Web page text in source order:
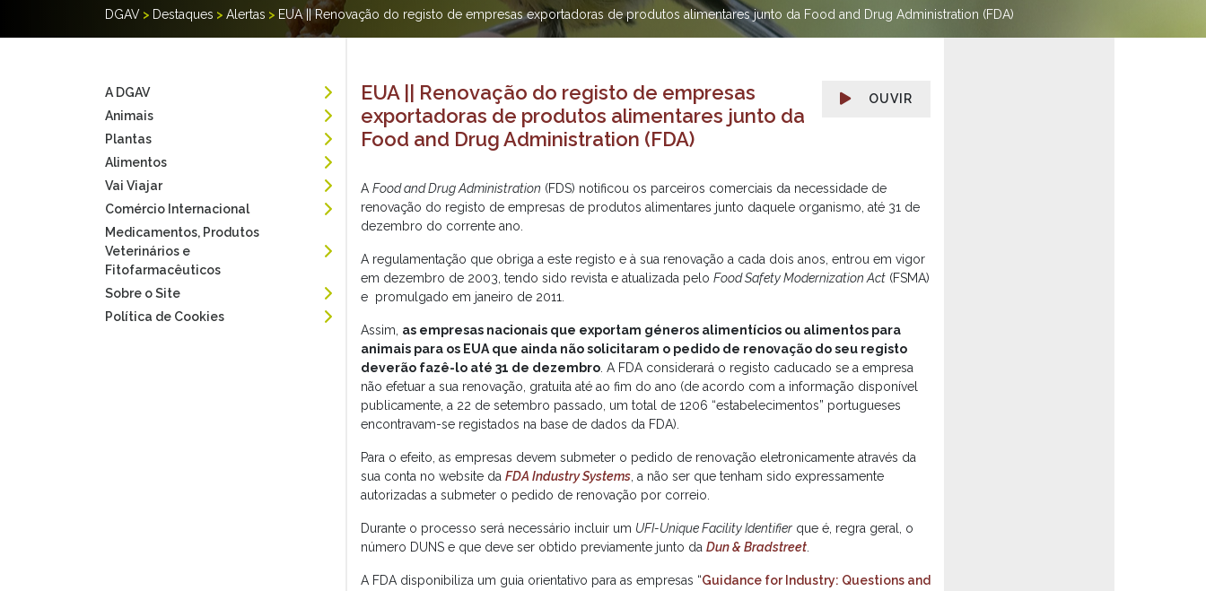
DGAV > Destaques > Alertas > EUA || Renovação do registo de empresas exportadoras de produtos alimentares junto da Food and Drug Administration (FDA)
A DGAV
Animais
Plantas
Alimentos
Vai Viajar
Comércio Internacional
Medicamentos, Produtos
Veterinários e
Fitofarmacêuticos
Sobre o Site
Política de Cookies
OUVIR
EUA || Renovação do registo de empresas
exportadoras de produtos alimentares junto da
Food and Drug Administration (FDA)
A Food and Drug Administration (FDS) notificou os parceiros comerciais da necessidade de
renovação do registo de empresas de produtos alimentares junto daquele organismo, até 31 de
dezembro do corrente ano.
A regulamentação que obriga a este registo e à sua renovação a cada dois anos, entrou em vigor
em dezembro de 2003, tendo sido revista e atualizada pelo Food Safety Modernization Act (FSMA)
e promulgado em janeiro de 2011.
Assim, as empresas nacionais que exportam géneros alimentícios ou alimentos para
animais para os EUA que ainda não solicitaram o pedido de renovação do seu registo
deverão fazê-lo até 31 de dezembro . A FDA considerará o registo caducado se a empresa
não efetuar a sua renovação, gratuita até ao fim do ano (de acordo com a informação disponível
publicamente, a 22 de setembro passado, um total de 1206 “estabelecimentos” portugueses
encontravam-se registados na base de dados da FDA).
Para o efeito, as empresas devem submeter o pedido de renovação eletronicamente através da
sua conta no website da FDA Industry Systems , a não ser que tenham sido expressamente
autorizadas a submeter o pedido de renovação por correio.
Durante o processo será necessário incluir um UFI-Unique Facility Identifier que é, regra geral, o
número DUNS e que deve ser obtido previamente junto da Dun & Bradstreet
A FDA disponibiliza um guia orientativo para as empresas “Guidance for Industry: Questions and